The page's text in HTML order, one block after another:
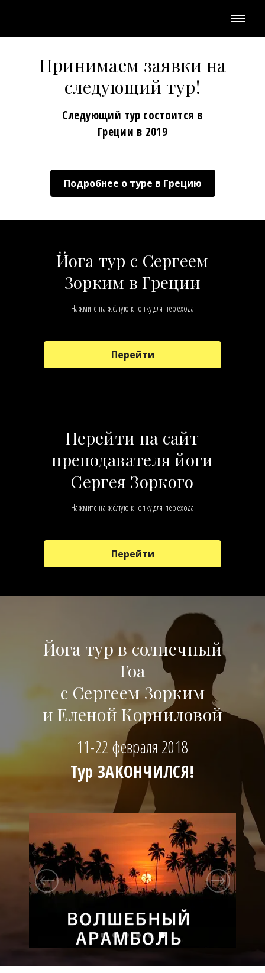
Принимаем заявки на
следующий тур!
Следующий тур состоится в
Греции в 2019
Подробнее о туре в Грецию
Йога тур с Сергеем
Зорким в Греции
Нажмите на жёлтую кнопку для перехода
Перейти
Перейти на сайт
преподавателя йоги
Сергея Зоркого
Нажмите на жёлтую кнопку для перехода
Перейти
Йога тур в солнечный
Гоа
с Сергеем Зорким
и Еленой Корниловой
11-22 февраля 2018
Тур ЗАКОНЧИЛСЯ!